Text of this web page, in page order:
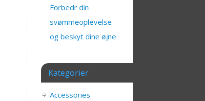
Forbedr din
svømmeoplevelse
og beskyt dine øjne
Kategorier
Accessories